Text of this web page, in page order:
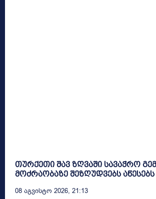
თურქეთი შავ ზღვაში სავაჭრო
მოძრაობაზე შეზღუდვებს აწესებს
08 Აგვისტო 2026, 21:13